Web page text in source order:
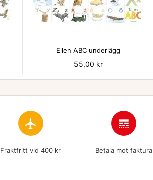

Ellen ABC underlägg
Pris
55,00 kr
flight
Fraktfritt vid 400 kr
line_style
Betala mot faktura